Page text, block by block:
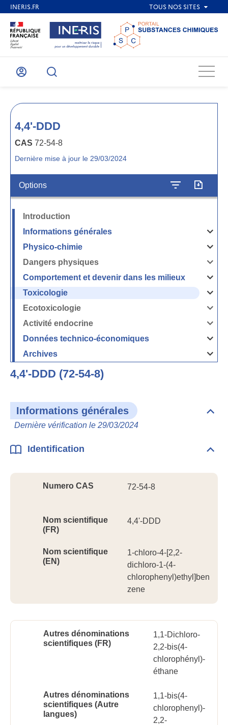
Mon
Recherche
Menu
4,4'-DDD
CAS 72-54-8
Dernière mise à jour le 29/03/2024
Options
Introduction
Informations générales
Ouvrir
la
générales
Physico-chimie
Ouvrir
la
chimie
Dangers physiques
Ouvrir
la
Comportement et devenir dans les milieux
Ouvrir
la
et
les
milieux
Toxicologie
Ouvrir
la
Ecotoxicologie
Ouvrir
la
Activité endocrine
Ouvrir
la
endocrine
Données technico-économiques
Ouvrir
la
Données
Archives
Ouvrir
4,4'-DDD (72-54-8)
Informations générales
Dernière vérification le 29/03/2024
Identification
Numero CAS 72-54-8
Nom scientifique
(FR)
4,4'-DDD
Nom scientifique
(EN)
1-chloro-4-[2,2-
dichloro-1-(4-
chlorophenyl)ethyl]ben
zene
Autres dénominations
scientifiques (FR)
1,1-Dichloro-
2,2-bis(4-
chlorophényl)-
éthane
Autres dénominations
scientifiques (Autre
langues)
1,1-bis(4-
chlorophenyl)-
2,2-